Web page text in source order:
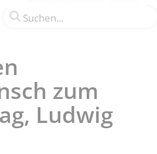
zum
Ludwig